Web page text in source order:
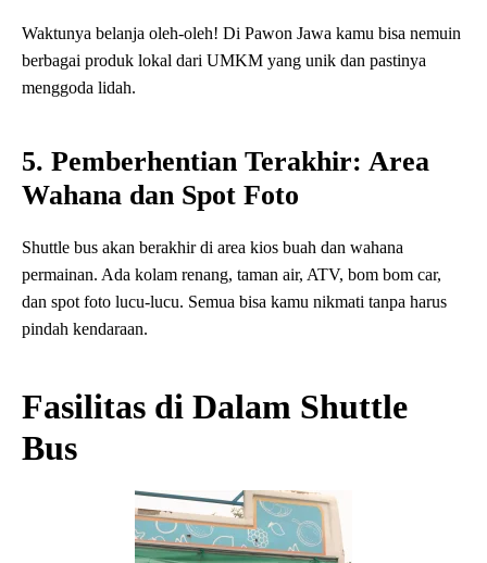
Waktunya belanja oleh-oleh! Di Pawon Jawa kamu bisa nemuin
berbagai produk lokal dari UMKM yang unik dan pastinya
menggoda lidah.
5. Pemberhentian Terakhir: Area
Wahana dan Spot Foto
Shuttle bus akan berakhir di area kios buah dan wahana
permainan. Ada kolam renang, taman air, ATV, bom bom car,
dan spot foto lucu-lucu. Semua bisa kamu nikmati tanpa harus
pindah kendaraan.
Fasilitas di Dalam Shuttle
Bus